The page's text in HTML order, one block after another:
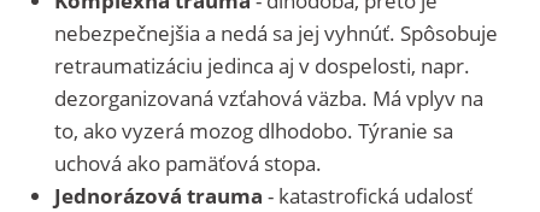
nebezpečnejšia a nedá sa jej vyhnúť. Spôsobuje
retraumatizáciu jedinca aj v dospelosti, napr.
dezorganizovaná vzťahová väzba. Má vplyv na
to, ako vyzerá mozog dlhodobo. Týranie sa
uchová ako pamäťová stopa.
Jednorázová trauma - katastrofická udalosť